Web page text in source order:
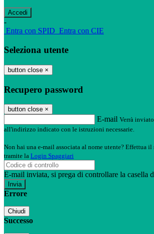
-
Entra con SPID Entra con CIE
Seleziona utente
button close ×
Recupero password
button close ×
E-mail Verrà
all'indirizzo indicato con le istruzioni necessarie.
Non hai una e-mail associata al nome utente? Effettua il
tramite la Login Spaggiari
E-mail inviata, si prega di controllare la casella
Errore
Chiudi
Successo